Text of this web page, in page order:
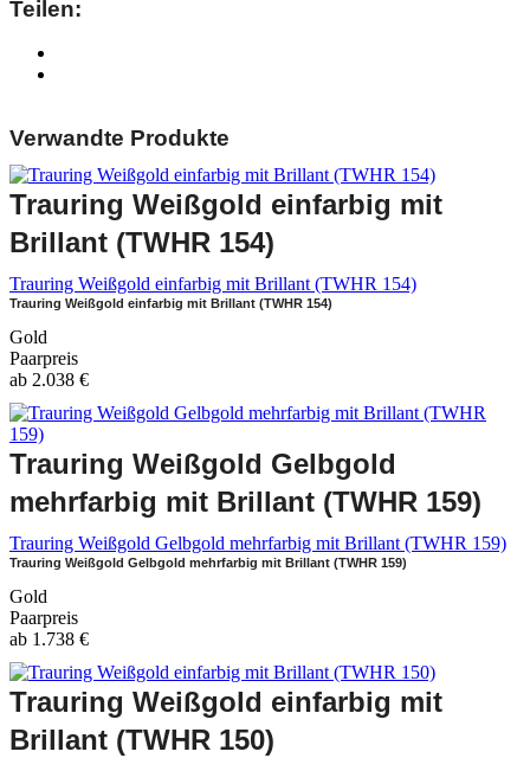
Teilen:
Verwandte Produkte
Trauring Weißgold einfarbig mit
Brillant (TWHR 154)
Trauring Weißgold einfarbig mit Brillant (TWHR 154)
Trauring Weißgold einfarbig mit Brillant (TWHR 154)
Gold
Paarpreis
ab 2.038 €
Trauring Weißgold Gelbgold
mehrfarbig mit Brillant (TWHR 159)
Trauring Weißgold Gelbgold mehrfarbig mit Brillant (TWHR 159)
Trauring Weißgold Gelbgold mehrfarbig mit Brillant (TWHR 159)
Gold
Paarpreis
ab 1.738 €
Trauring Weißgold einfarbig mit
Brillant (TWHR 150)